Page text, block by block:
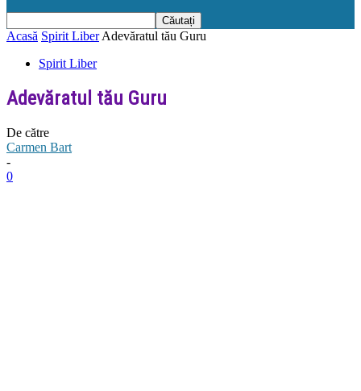
Acasă Spirit Liber Adevăratul tău Guru
Spirit Liber
Adevăratul tău Guru
De către
Carmen Bart
-
0